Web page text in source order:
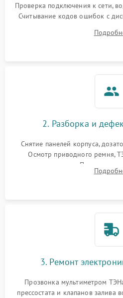
Проверка подключения к сети,
Считывание кодов ошибок с
выявления посторонних шумов,
электронного
2. Разборка и
Снятие панелей корпуса,
Осмотр приводного ремня,
амортизаторов. Проверка
крестовины на износ, а
3. Ремонт
Прозвонка мультиметром
прессостата и клапанов